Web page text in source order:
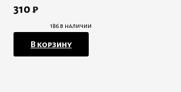
310₽
186 в наличии
В корзину